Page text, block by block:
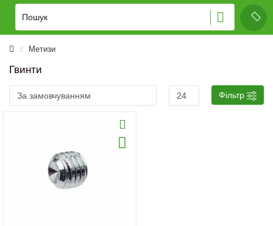
Метизи
Гвинти
Фільтр